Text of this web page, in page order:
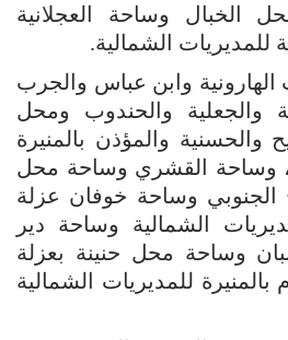
الخبال وساحة العجلانية
للمديريات الشمالية.
وابن عباس والجرب
والجعلية والحندوب ومحل
والحسنية والمؤذن بالمنيرة
، وساحة القشري وساحة محل
الجنوبي وساحة خوفان عزلة
الشمالية وساحة دير
وساحة محل حنينة بعزلة
بالمنيرة للمديريات الشمالية